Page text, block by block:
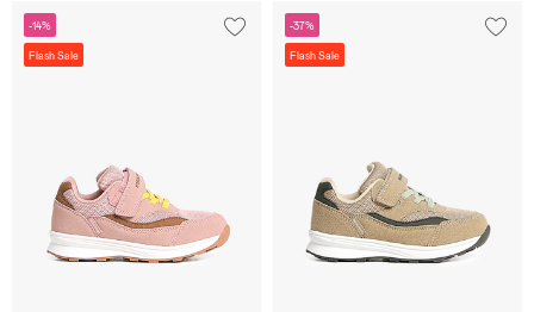
-14%
Flash Sale
-37%
Flash Sale